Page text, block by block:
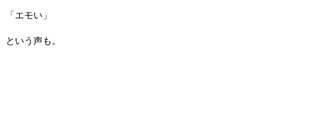
「エモい」
という声も。